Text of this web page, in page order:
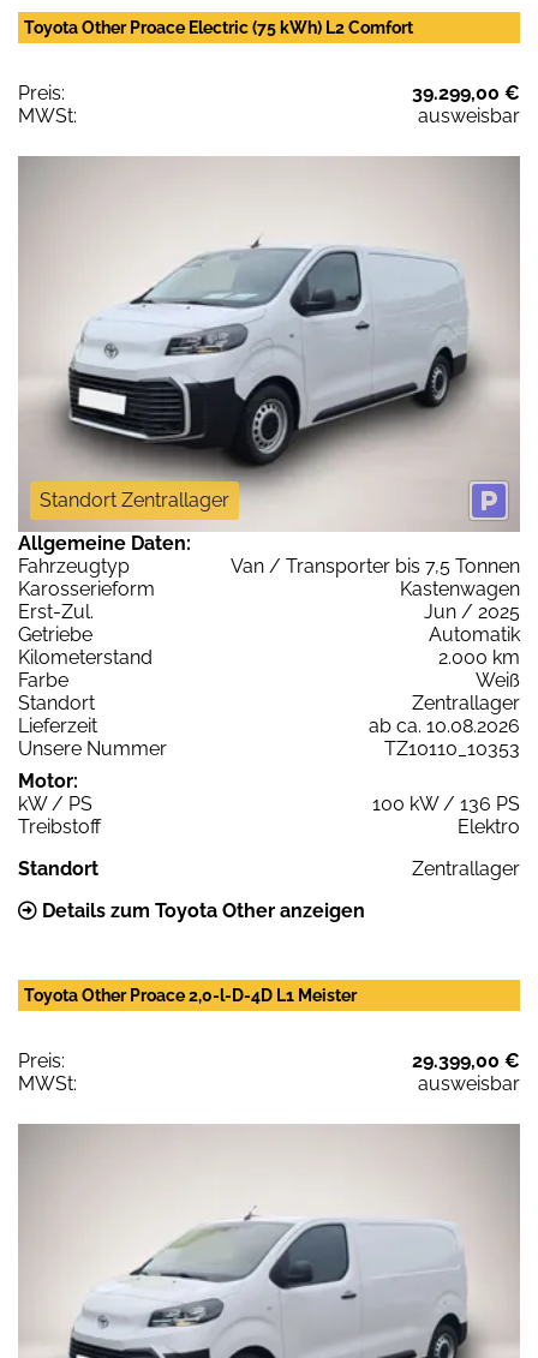
Toyota Other Proace Electric (75 kWh) L2 Comfort
Preis:
39.299,00 €
MWSt:
ausweisbar
Standort Zentrallager
Allgemeine Daten:
Fahrzeugtyp
Van / Transporter bis 7,5 Tonnen
Karosserieform
Kastenwagen
Erst-Zul.
Jun / 2025
Getriebe
Automatik
Kilometerstand
2.000 km
Farbe
Weiß
Standort
Zentrallager
Lieferzeit
ab ca. 10.08.2026
Unsere Nummer
TZ10110_10353
Motor:
kW / PS
100 kW / 136 PS
Treibstoff
Elektro
Standort
Zentrallager
Details zum Toyota Other anzeigen
Toyota Other Proace 2,0-l-D-4D L1 Meister
Preis:
29.399,00 €
MWSt:
ausweisbar